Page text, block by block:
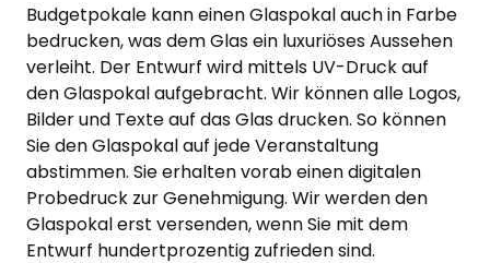
Budgetpokale kann einen Glaspokal auch in Farbe
bedrucken, was dem Glas ein luxuriöses Aussehen
verleiht. Der Entwurf wird mittels UV-Druck auf
den Glaspokal aufgebracht. Wir können alle Logos,
Bilder und Texte auf das Glas drucken. So können
Sie den Glaspokal auf jede Veranstaltung
abstimmen. Sie erhalten vorab einen digitalen
Probedruck zur Genehmigung. Wir werden den
Glaspokal erst versenden, wenn Sie mit dem
Entwurf hundertprozentig zufrieden sind.